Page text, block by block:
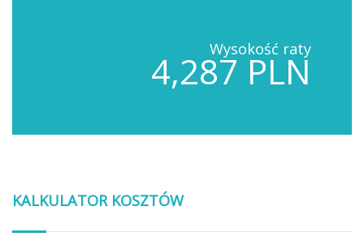
Wysokość raty
4,287 PLN
KALKULATOR KOSZTÓW